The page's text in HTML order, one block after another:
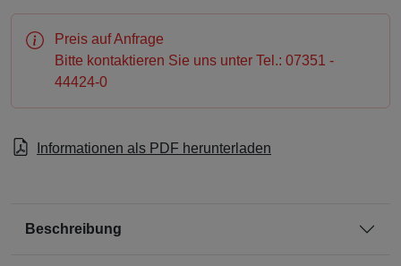
Preis auf Anfrage
Bitte kontaktieren Sie uns unter Tel.: 07351 -
44424-0
Informationen als PDF herunterladen
Beschreibung